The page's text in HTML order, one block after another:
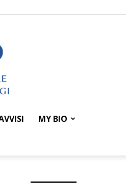
MY BIO